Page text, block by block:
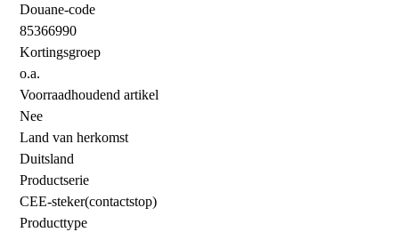
Douane-code
85366990
Kortingsgroep
o.a.
Voorraadhoudend artikel
Nee
Land van herkomst
Duitsland
Productserie
CEE-steker(contactstop)
Producttype